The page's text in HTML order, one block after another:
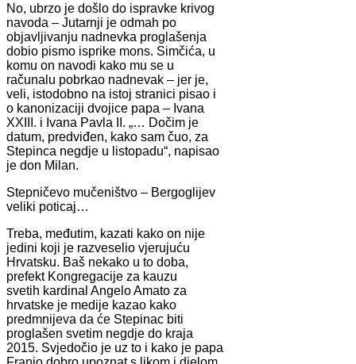
No, ubrzo je došlo do ispravke krivog
navoda – Jutarnji je odmah po
objavljivanju nadnevka proglašenja
dobio pismo isprike mons. Simčića, u
komu on navodi kako mu se u
računalu pobrkao nadnevak – jer je,
veli, istodobno na istoj stranici pisao i
o kanonizaciji dvojice papa – Ivana
XXIII. i Ivana Pavla II. „… Dočim je
datum, predviđen, kako sam čuo, za
Stepinca negdje u listopadu“, napisao
je don Milan.
Stepničevo mučeništvo – Bergoglijev
veliki poticaj…
Treba, međutim, kazati kako on nije
jedini koji je razveselio vjerujuću
Hrvatsku. Baš nekako u to doba,
prefekt Kongregacije za kauzu
svetih kardinal Angelo Amato za
hrvatske je medije kazao kako
predmnijeva da će Stepinac biti
proglašen svetim negdje do kraja
2015. Svjedočio je uz to i kako je papa